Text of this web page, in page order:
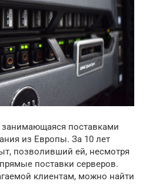
поставками
из Европы. За 10 лет
позволивший ей, несмотря
поставки серверов.
клиентам, можно найти